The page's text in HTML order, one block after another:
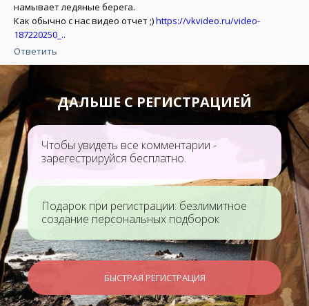
намывает ледяные берега.
Как обычно с нас видео отчет ;)https://vkvideo.ru/video-
187220250_..
Ответить
ДАЛЬШЕ С РЕГИСТРАЦИЕЙ
Чтобы увидеть все комментарии -
зарегестрируйся бесплатно.
Подарок при регистрации: безлимитное
создание персональных подборок
БЫСТРАЯ РЕГИСТРАЦИЯ